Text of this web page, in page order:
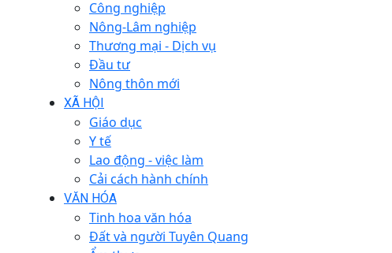
Công nghiệp
Nông-Lâm nghiệp
Thương mại - Dịch vụ
Đầu tư
Nông thôn mới
XÃ HỘI
Giáo dục
Y tế
Lao động - việc làm
Cải cách hành chính
VĂN HÓA
Tinh hoa văn hóa
Đất và người Tuyên Quang